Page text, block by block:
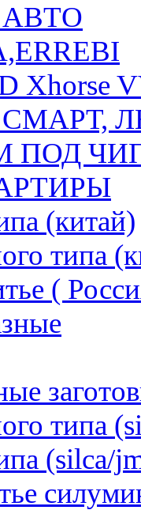
Xhorse
ПОД
(китай)
типа
(
типа
(silca/